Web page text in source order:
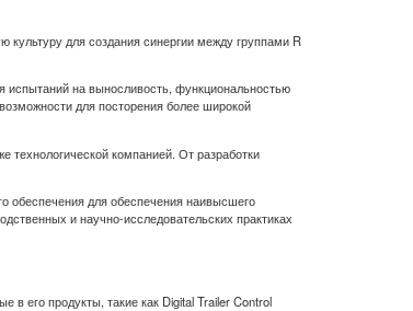
для создания синергии между группами R
испытаний на выносливость, функциональностью
для посторения более широкой
технологической компанией. От разработки
обеспечения для обеспечения наивысшего
и научно-исследовательских практиках
в его продукты, такие как Digital Trailer Control